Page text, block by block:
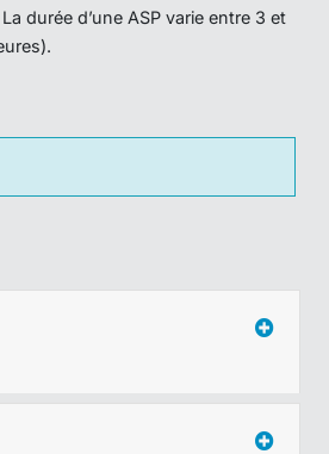
durée d’une ASP varie entre 3 et